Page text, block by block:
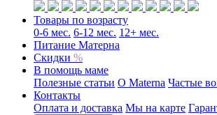
Товары по возрасту
0-6 мес. 6-12 мес. 12+ мес.
Питание Матерна
Скидки %
В помощь маме
Полезные статьи O Materna Частые
Контакты
Оплата и доставка Мы на карте